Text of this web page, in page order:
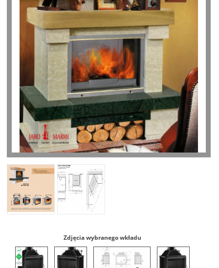
Zdjęcia wybranego wkładu